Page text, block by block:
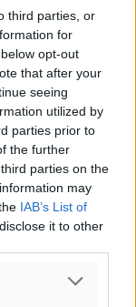
third parties, or
for
opt-out
that after your
seeing
utilized by
parties prior to
the further
parties on the
may
IAB’s List of
it to other
δικά του
τους
κατάληξη. Η
χαρακτηρισμό
για τον
Υγεία